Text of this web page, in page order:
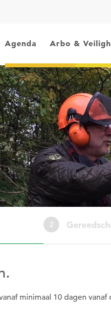
Agenda Arbo &
2
minimaal 10 dagen